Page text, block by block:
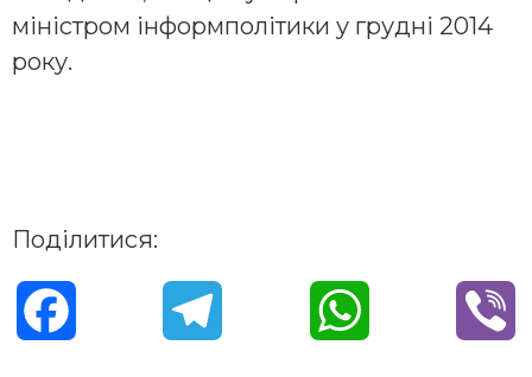
міністром інформполітики у грудні 2014
року.
Поділитися: